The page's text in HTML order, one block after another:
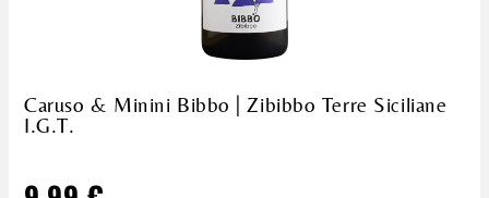
Caruso & Minini Bibbo | Zibibbo Terre Siciliane
I.G.T.